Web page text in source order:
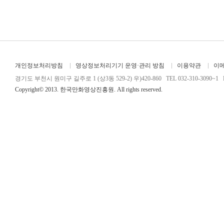
개인정보처리방침 영상정보처리기기 운영·관리 방침 이용약관
이
경기도 부천시 원미구 길주로 1 (상3동 529-2) 우)420-860 TEL 032-310-3090~1
Copyright© 2013. 한국만화영상진흥원. All rights reserved.